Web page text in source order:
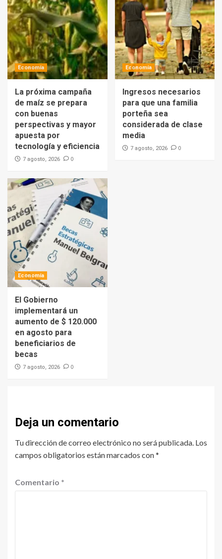
Economía
La próxima campaña
de maíz se prepara
con buenas
perspectivas y mayor
apuesta por
tecnología y eficiencia
7 agosto, 2026 0
Economía
Ingresos necesarios
para que una familia
porteña sea
considerada de clase
media
7 agosto, 2026 0
Economía
El Gobierno
implementará un
aumento de $ 120.000
en agosto para
beneficiarios de
becas
7 agosto, 2026 0
Deja un comentario
Tu dirección de correo electrónico no será publicada. Los
campos obligatorios están marcados con*
Comentario *